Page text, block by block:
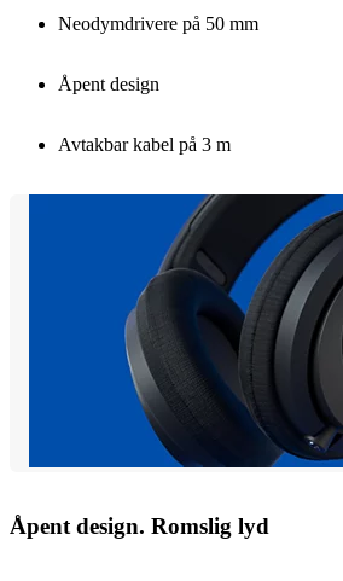
Neodymdrivere på 50 mm
Åpent design
Avtakbar kabel på 3 m
Åpent design. Romslig lyd